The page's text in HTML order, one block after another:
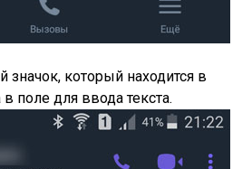
который находится в
поле для ввода текста.